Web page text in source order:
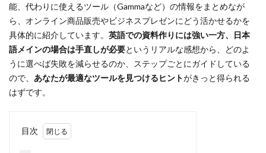
能、代わりに使えるツール（Gammaなど）の情報をまとめなが
ら、オンライン商品販売やビジネスプレゼンにどう活かせるかを
具体的に紹介しています。 英語での資料作りには強い一方、日本
語メインの場合は手直しが必要というリアルな感想から、どのよ
うに選べば失敗を減らせるのか、ステップごとにガイドしている
ので、 あなたが最適なツールを見つけるヒントがきっと得られる
はずです。
目次